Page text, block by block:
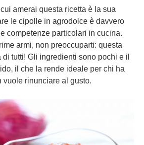
amerai questa ricetta è la sua
le cipolle in agrodolce è davvero
competenze particolari in cucina.
armi, non preoccuparti: questa
di tutti! Gli ingredienti sono pochi e il
il che la rende ideale per chi ha
vuole rinunciare al gusto.